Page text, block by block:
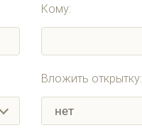
Кому:
Вложить открытку:
нет